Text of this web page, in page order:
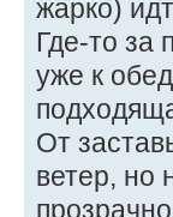
жарко)
Где-то за
уже к
От
ветер, но